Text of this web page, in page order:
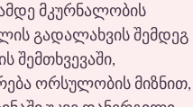
მკურნალობის
გადალახვის შემდეგ
შემთხვევაში,
ორსულობის მიზნით,